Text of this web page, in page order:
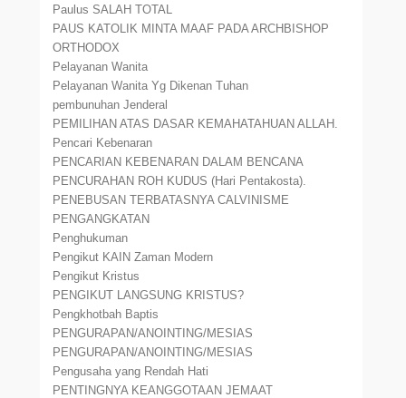
Paulus SALAH TOTAL
PAUS KATOLIK MINTA MAAF PADA ARCHBISHOP
ORTHODOX
Pelayanan Wanita
Pelayanan Wanita Yg Dikenan Tuhan
pembunuhan Jenderal
PEMILIHAN ATAS DASAR KEMAHATAHUAN ALLAH.
Pencari Kebenaran
PENCARIAN KEBENARAN DALAM BENCANA
PENCURAHAN ROH KUDUS (Hari Pentakosta).
PENEBUSAN TERBATASNYA CALVINISME
PENGANGKATAN
Penghukuman
Pengikut KAIN Zaman Modern
Pengikut Kristus
PENGIKUT LANGSUNG KRISTUS?
Pengkhotbah Baptis
PENGURAPAN/ANOINTING/MESIAS
PENGURAPAN/ANOINTING/MESIAS
Pengusaha yang Rendah Hati
PENTINGNYA KEANGGOTAAN JEMAAT